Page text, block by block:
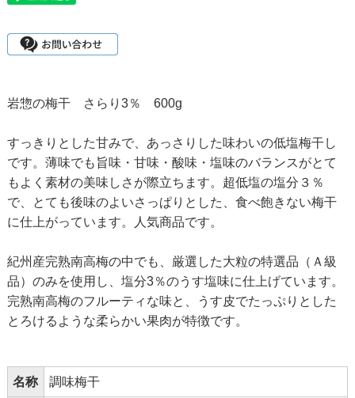
岩惣の梅干 さらり3％ 600g
すっきりとした甘みで、あっさりした味わいの低塩梅干し
です。薄味でも旨味・甘味・酸味・塩味のバランスがとて
もよく素材の美味しさが際立ちます。超低塩の塩分３％
で、とても後味のよいさっぱりとした、食べ飽きない梅干
に仕上がっています。人気商品です。
紀州産完熟南高梅の中でも、厳選した大粒の特選品（Ａ級
品）のみを使用し、塩分3％のうす塩味に仕上げています。
完熟南高梅のフルーティな味と、うす皮でたっぷりとした
とろけるような柔らかい果肉が特徴です。
名称 調味梅干